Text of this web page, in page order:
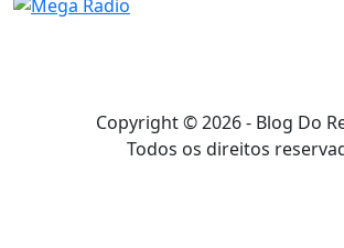
Copyright © 2026 - Blog Do
Todos os direitos